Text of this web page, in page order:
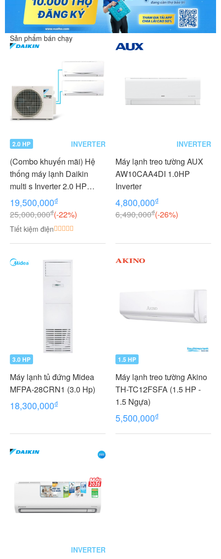
Sản phẩm bán chạy
2.0 HP INVERTER
(Combo khuyến mãi) Hệ
thống máy lạnh Daikin
multi s Inverter 2.0 HP
(2HP Ngựa) - 1 dàn nóng 2
dàn lạnh (1.0 + 1.0 HP (1
Ngựa) MKC50RVMV-
CTKC25RVMV+CTKC25R
19,500,000₫
25,000,000₫(-22%)
Tiết kiệm điện
INVERTER
Máy lạnh treo tường AUX
AW10CAA4DI 1.0HP
Inverter
4,800,000₫
6,490,000₫(-26%)
3.0 HP
Máy lạnh tủ đứng Midea
MFPA-28CRN1 (3.0 Hp)
18,300,000₫
1.5 HP
Máy lạnh treo tường Akino
TH-TC12FSFA (1.5 HP -
1.5 Ngựa)
5,500,000₫
INVERTER